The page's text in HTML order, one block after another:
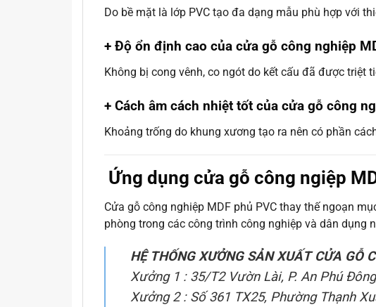
Do bề mặt là lớp PVC tạo đa dạng mẫu phù hợp với
+ Độ ổn định cao của cửa gỗ công nghiệp
Không bị cong vênh, co ngót do kết cấu đã được
+ Cách âm cách nhiệt tốt của cửa gỗ công
Khoảng trống do khung xương tạo ra nên có phần
Ứng dụng cửa gỗ công ngiệp
Cửa gỗ công nghiệp MDF phủ PVC thay thế ngoạn
phòng trong các công trình công nghiệp và dân dụng
HỆ THỐNG XƯỞNG SẢN XUẤT CỬA GỖ
Xưởng 1 : 35/T2 Vườn Lài, P. An Phú
Xưởng 2 : Số 361 TX25, Phường Thạnh